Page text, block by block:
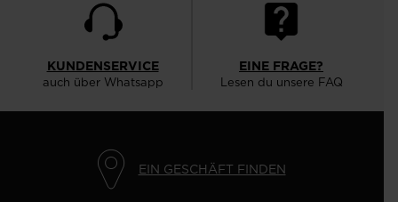
KUNDENSERVICE
auch über Whatsapp
EINE FRAGE?
Lesen du unsere FAQ
EIN GESCHÄFT FINDEN